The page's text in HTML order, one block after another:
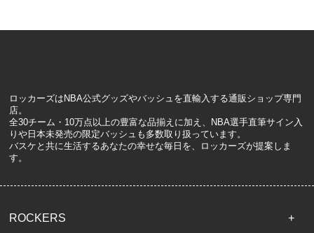
ロッカーズはNBA公式グッズやバッシュを直輸入する通販ショップ専門
店。
全30チーム・10万点以上の豊富な品揃えに加え、NBA選手直筆サイン入
りや日本未発売の限定バッシュも多数取り扱っています。
バスケと共に生活するあなたの幸せな毎日を、ロッカーズが提案しま
す。
ROCKERS